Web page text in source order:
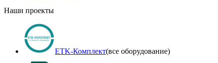
Наши проекты
ETK-Комплект(все оборудование)